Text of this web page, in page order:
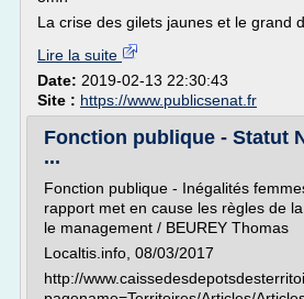
La crise des gilets jaunes et le grand
Lire la suite
Date: 2019-02-13 22:30:43
Site : https://www.publicsenat.fr
Fonction publique - Statut
...
Fonction publique - Inégalités
rapport met en cause les règles de
le management / BEUREY Thomas
Localtis.info, 08/03/2017
http://